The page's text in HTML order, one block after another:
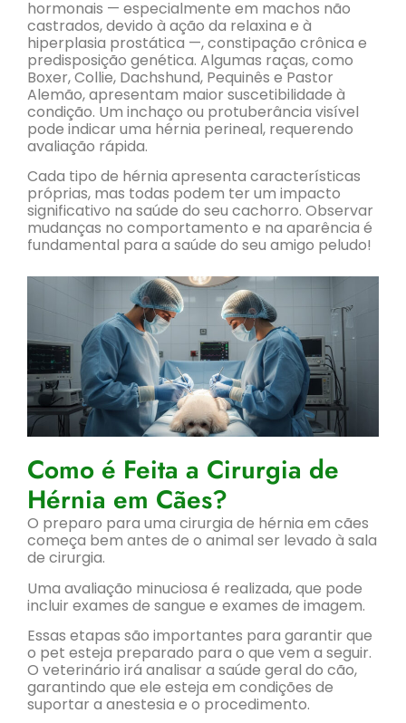
hormonais — especialmente em machos não
castrados, devido à ação da relaxina e à
hiperplasia prostática —, constipação crônica e
predisposição genética. Algumas raças, como
Boxer, Collie, Dachshund, Pequinês e Pastor
Alemão, apresentam maior suscetibilidade à
condição. Um inchaço ou protuberância visível
pode indicar uma hérnia perineal, requerendo
avaliação rápida.
Cada tipo de hérnia apresenta características
próprias, mas todas podem ter um impacto
significativo na saúde do seu cachorro. Observar
mudanças no comportamento e na aparência é
fundamental para a saúde do seu amigo peludo!
Como é Feita a Cirurgia de
Hérnia em Cães?
O preparo para uma cirurgia de hérnia em cães
começa bem antes de o animal ser levado à sala
de cirurgia.
Uma avaliação minuciosa é realizada, que pode
incluir exames de sangue e exames de imagem.
Essas etapas são importantes para garantir que
o pet esteja preparado para o que vem a seguir.
O veterinário irá analisar a saúde geral do cão,
garantindo que ele esteja em condições de
suportar a anestesia e o procedimento.